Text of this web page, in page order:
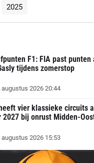
2025
F1: FIA past punten
tijdens zomerstop
augustus 2026 20:44
vier klassieke circuits
2027 bij onrust Midden-
augustus 2026 15:53